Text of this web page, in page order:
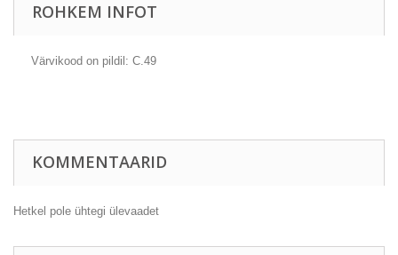
ROHKEM INFOT
Värvikood on pildil: C.49
KOMMENTAARID
Hetkel pole ühtegi ülevaadet